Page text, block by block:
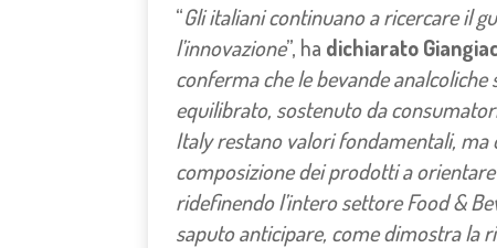
“Gli italiani continuano a ricercare il
l’innovazione”, ha dichiarato
conferma che le bevande
equilibrato, sostenuto da
Italy restano valori fondamentali, ma
composizione dei prodotti a
ridefinendo l’intero settore Food &
saputo anticipare, come dimostra la